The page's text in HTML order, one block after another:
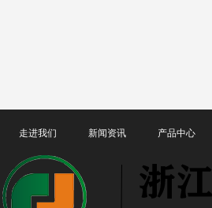
走进我们 新闻资讯 产品中心